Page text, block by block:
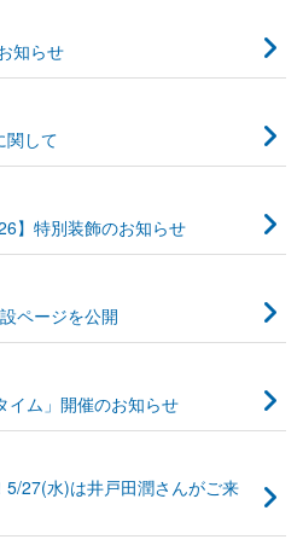
知らせ
関して
】特別装飾のお知らせ
ページを公開
イム」開催のお知らせ
27(水)は井戸田潤さんがご来